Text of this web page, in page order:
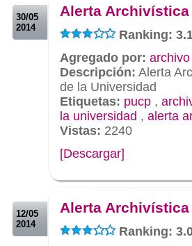
30/05
2014
Alerta Archivística
Ranking:
Agregado por: archivo
Descripción: Alerta
de la Universidad
Etiquetas: pucp ,
la universidad , alerta
Vistas: 2240
[Descargar]
12/05
2014
Alerta Archivística
Ranking: